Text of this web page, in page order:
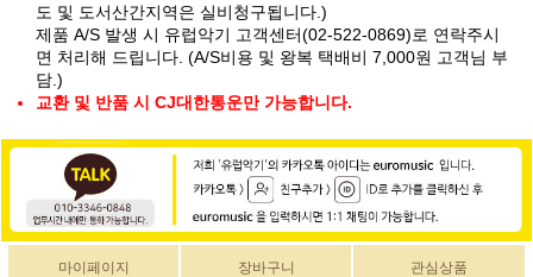
도 및 도서산간지역은 실비청구됩니다.)
제품 A/S 발생 시 유럽악기 고객센터(02-522-0869)로 연락주시
면 처리해 드립니다. (A/S비용 및 왕복 택배비 7,000원 고객님 부
담.)
교환 및 반품 시 CJ대한통운만 가능합니다.
마이페이지 장바구니 관심상품